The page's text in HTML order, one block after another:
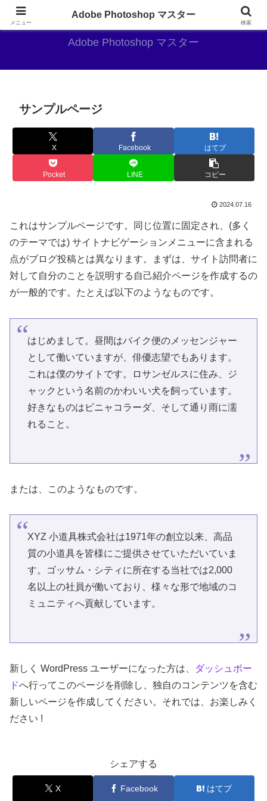
AdobePhotoshopがやっぱり最強
Adobe Photoshop マスター
サンプルページ
X Facebook はてブ
Pocket LINE コピー
2024.07.16
これはサンプルページです。同じ位置に固定され、(多く
のテーマでは) サイトナビゲーションメニューに含まれる
点がブログ投稿とは異なります。まずは、サイト訪問者に
対して自分のことを説明する自己紹介ページを作成するの
が一般的です。たとえば以下のようなものです。
はじめまして。昼間はバイク便のメッセンジャー
として働いていますが、俳優志望でもあります。
これは僕のサイトです。ロサンゼルスに住み、ジ
ャックという名前のかわいい犬を飼っています。
好きなものはピニャコラーダ、そして通り雨に濡
れること。
または、このようなものです。
XYZ 小道具株式会社は1971年の創立以来、高品
質の小道具を皆様にご提供させていただいていま
す。ゴッサム・シティに所在する当社では2,000
名以上の社員が働いており、様々な形で地域のコ
ミュニティへ貢献しています。
新しく WordPress ユーザーになった方は、
ダッシュボー
ドへ行ってこのページを削除し、独自のコンテンツを含む
新しいページを作成してください。それでは、お楽しみく
ださい !
シェアする
X Facebook はてブ
メニュー
Adobe Photoshop マスター
検索